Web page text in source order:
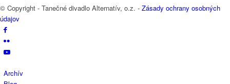
© Copyright - Tanečné divadlo Alternatív, o.z. - Zásady ochrany osobných
údajov
Archív